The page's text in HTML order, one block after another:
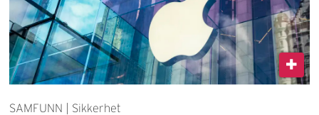
SAMFUNN | Sikkerhet